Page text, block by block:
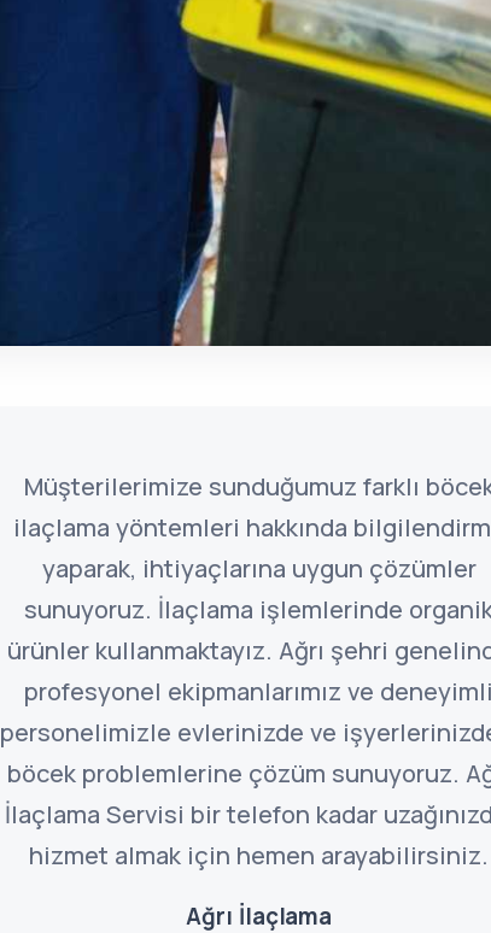
Müşterilerimize sunduğumuz farklı
ilaçlama yöntemleri hakkında
yaparak, ihtiyaçlarına uygun çözümler
sunuyoruz. İlaçlama işlemlerinde
ürünler kullanmaktayız. Ağrı şehri
profesyonel ekipmanlarımız ve deneyimli
personelimizle evlerinizde ve
böcek problemlerine çözüm sunuyoruz.
İlaçlama Servisi bir telefon kadar
hizmet almak için hemen arayabilirsiniz.
Ağrı İlaçlama